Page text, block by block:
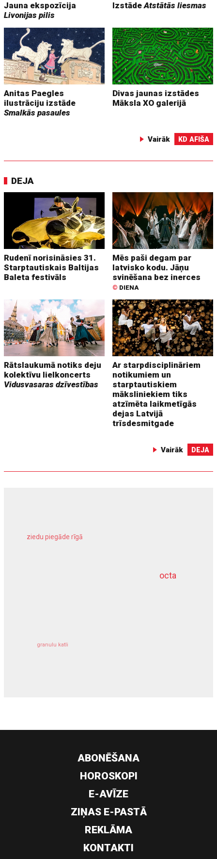
Jauna ekspozīcija
Livonijas pilis
IzstādeAtstātās liesmas
Anitas Paegles
ilustrāciju izstāde
Smalkās pasaules
Divas jaunas izstādes
Māksla XO galerijā
Vairāk KD AFIŠA
DEJA
Rudenī norisināsies 31.
Starptautiskais Baltijas
Baleta festivāls
Mēs paši degam par
latvisko kodu. Jāņu
svinēšana bez inerces
© DIENA
Rātslaukumā notiks deju
kolektīvu lielkoncerts
Vidusvasaras dzīvestības
Ar starpdisciplināriem
notikumiem un
starptautiskiem
māksliniekiem tiks
atzīmēta laikmetīgās
dejas Latvijā
trīsdesmitgade
Vairāk DEJA
octa
ziedu piegāde rīgā
granulu katli
dziļurbums
ABONĒŠANA
HOROSKOPI
E-AVĪZE
ZIŅAS E-PASTĀ
REKLĀMA
KONTAKTI